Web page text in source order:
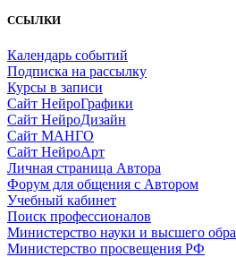
ССЫЛКИ
Календарь событий
Подписка на рассылку
Курсы в записи
Сайт НейроГрафики
Сайт НейроДизайн
Сайт МАНГО
Сайт НейроАрт
Личная страница Автора
Форум для общения с Автором
Учебный кабинет
Поиск профессионалов
Министерство науки и высшего
Министерство просвещения РФ